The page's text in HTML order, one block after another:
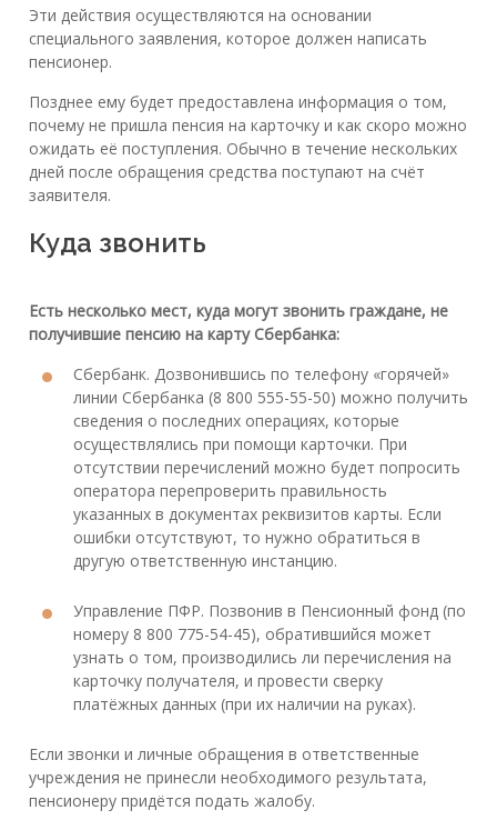
Эти действия осуществляются на основании
специального заявления, которое должен написать
пенсионер.
Позднее ему будет предоставлена информация о том,
почему не пришла пенсия на карточку и как скоро можно
ожидать её поступления. Обычно в течение нескольких
дней после обращения средства поступают на счёт
заявителя.
Куда звонить
Есть несколько мест, куда могут звонить граждане, не
получившие пенсию на карту Сбербанка:
Сбербанк. Дозвонившись по телефону «горячей»
линии Сбербанка (8 800 555-55-50) можно получить
сведения о последних операциях, которые
осуществлялись при помощи карточки. При
отсутствии перечислений можно будет попросить
оператора перепроверить правильность
указанных в документах реквизитов карты. Если
ошибки отсутствуют, то нужно обратиться в
другую ответственную инстанцию.
Управление ПФР. Позвонив в Пенсионный фонд (по
номеру 8 800 775-54-45), обратившийся может
узнать о том, производились ли перечисления на
карточку получателя, и провести сверку
платёжных данных (при их наличии на руках).
Если звонки и личные обращения в ответственные
учреждения не принесли необходимого результата,
пенсионеру придётся подать жалобу.